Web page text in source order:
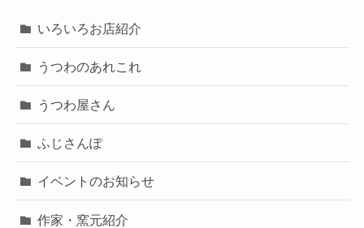
いろいろお店紹介
うつわのあれこれ
うつわ屋さん
ふじさんぽ
イベントのお知らせ
作家・窯元紹介